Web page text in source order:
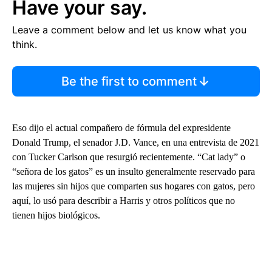
Have your say.
Leave a comment below and let us know what you
think.
Be the first to comment
Eso dijo el actual compañero de fórmula del expresidente
Donald Trump, el senador J.D. Vance, en una entrevista de 2021
con Tucker Carlson que resurgió recientemente. “Cat lady” o
“señora de los gatos” es un insulto generalmente reservado para
las mujeres sin hijos que comparten sus hogares con gatos, pero
aquí, lo usó para describir a Harris y otros políticos que no
tienen hijos biológicos.